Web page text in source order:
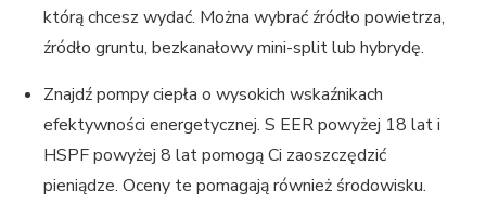
którą chcesz wydać. Można wybrać źródło powietrza,
źródło gruntu, bezkanałowy mini-split lub hybrydę.
Znajdź pompy ciepła o wysokich wskaźnikach
efektywności energetycznej. S EER powyżej 18 lat i
HSPF powyżej 8 lat pomogą Ci zaoszczędzić
pieniądze. Oceny te pomagają również środowisku.